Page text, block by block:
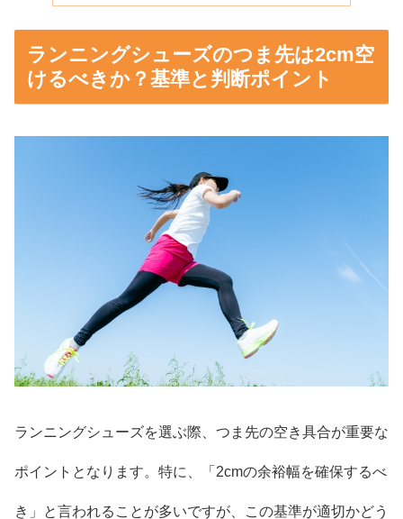
ランニングシューズのつま先は2cm空
けるべきか？基準と判断ポイント
ランニングシューズを選ぶ際、つま先の空き具合が重要な
ポイントとなります。特に、「2cmの余裕幅を確保するべ
き」と言われることが多いですが、この基準が適切かどう